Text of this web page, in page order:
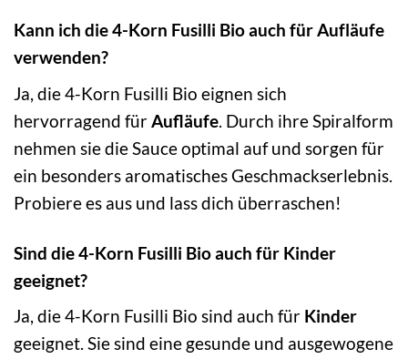
Kann ich die 4-Korn Fusilli Bio auch für Aufläufe
verwenden?
Ja, die 4-Korn Fusilli Bio eignen sich
hervorragend fürAufläufe. Durch ihre Spiralform
nehmen sie die Sauce optimal auf und sorgen für
ein besonders aromatisches Geschmackserlebnis.
Probiere es aus und lass dich überraschen!
Sind die 4-Korn Fusilli Bio auch für Kinder
geeignet?
Ja, die 4-Korn Fusilli Bio sind auch für Kinder
geeignet. Sie sind eine gesunde und ausgewogene